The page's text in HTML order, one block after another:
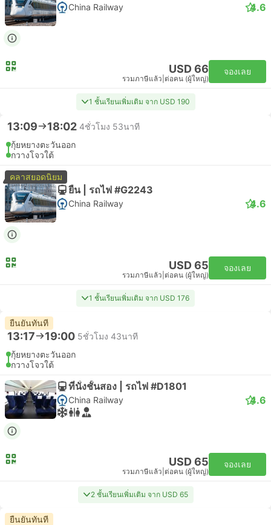
China Railway 4.6
USD 66
รวมภาษีแล้ว ต่อคน (ผู้ใหญ่)
จองเลย
1 ชั้นเรียนเพิ่มเติม จาก USD 190
13:09 18:02 4ชั่วโมง 53นาที
กุ้ยหยางตะวันออก
กวางโจวใต้
คลาสยอดนิยม
ยืน | รถไฟ #G2243
China Railway 4.6
USD 65
รวมภาษีแล้ว ต่อคน (ผู้ใหญ่)
จองเลย
1 ชั้นเรียนเพิ่มเติม จาก USD 176
ยืนยันทันที
13:17 19:00 5ชั่วโมง 43นาที
กุ้ยหยางตะวันออก
กวางโจวใต้
ที่นั่งชั้นสอง | รถไฟ #D1801
China Railway 4.6
USD 65
รวมภาษีแล้ว ต่อคน (ผู้ใหญ่)
จองเลย
2 ชั้นเรียนเพิ่มเติม จาก USD 65
ยืนยันทันที